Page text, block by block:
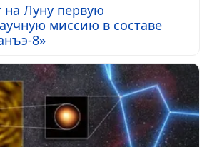
на Луну первую
миссию в составе
8»